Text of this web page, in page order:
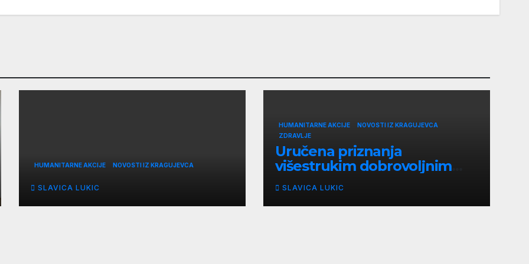
HUMANITARNE AKCIJE NOVOSTI IZ KRAGUJEVCA
SLAVICA LUKIC
HUMANITARNE AKCIJE
NOVOSTI IZ KRAGUJEVCA
ZDRAVLJE
Uručena priznanja
višestrukim dobrovoljnim
SLAVICA LUKIC